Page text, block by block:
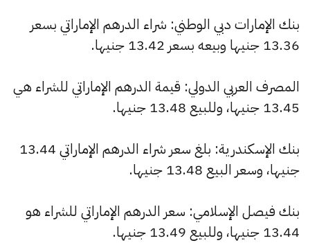
بنك الإمارات دبي الوطني: شراء الدرهم الإماراتي بسعر
13.36 جنيها وبيعه بسعر 13.42 جنيها.
المصرف العربي الدولي: قيمة الدرهم الإماراتي للشراء هي
13.45 جنيها، وللبيع 13.48 جنيها.
بنك الإسكندرية: بلغ سعر شراء الدرهم الإماراتي 13.44
جنيها، وسعر البيع 13.48 جنيها.
بنك فيصل الإسلامي: سعر الدرهم الإماراتي للشراء هو
13.44 جنيها، وللبيع 13.49 جنيها.